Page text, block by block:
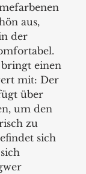
aus,
der
bringt einen
mit: Der
über
um den
zu
sich